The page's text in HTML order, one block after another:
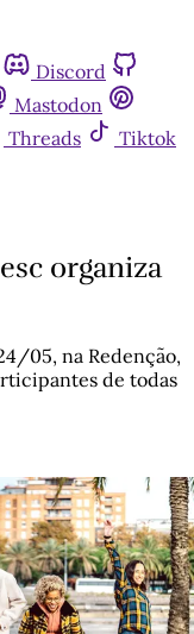
Discord
Mastodon
Threads
Tiktok
organiza
05, na Redenção,
de todas